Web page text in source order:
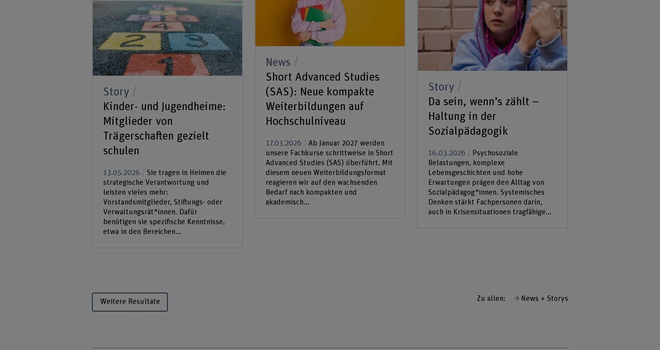
Story
Kinder- und Jugendheime:
Mitglieder von
Trägerschaften gezielt
schulen
13.05.2026
Sie tragen in Heimen die
strategische Verantwortung und
leisten vieles mehr:
Vorstandsmitglieder, Stiftungs- oder
Verwaltungsrät*innen. Dafür
benötigen sie spezifische Kenntnisse,
etwa in den Bereichen...
News
Short Advanced Studies
(SAS): Neue kompakte
Weiterbildungen auf
Hochschulniveau
17.03.2026
Ab Januar 2027 werden
unsere Fachkurse schrittweise in Short
Advanced Studies (SAS) überführt. Mit
diesem neuen Weiterbildungsformat
reagieren wir auf den wachsenden
Bedarf nach kompakten und
akademisch...
Story
Da sein, wenn’s zählt –
Haltung in der
Sozialpädagogik
16.03.2026
Psychosoziale
Belastungen, komplexe
Lebensgeschichten und hohe
Erwartungen prägen den Alltag von
Sozial­päda­gog*innen. Systemisches
Denken stärkt Fachpersonen darin,
auch in Krisensituationen tragfähige...
Weitere Resultate Zu allen: News + Storys